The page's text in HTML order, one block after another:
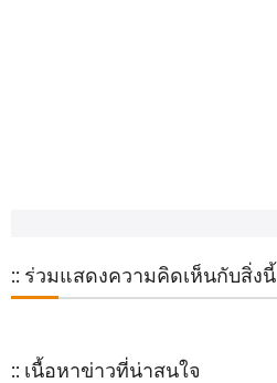
:: ร่วมแสดงความคิดเห็นกับสิ่งนี้
:: เนื้อหาข่าวที่น่าสนใจ